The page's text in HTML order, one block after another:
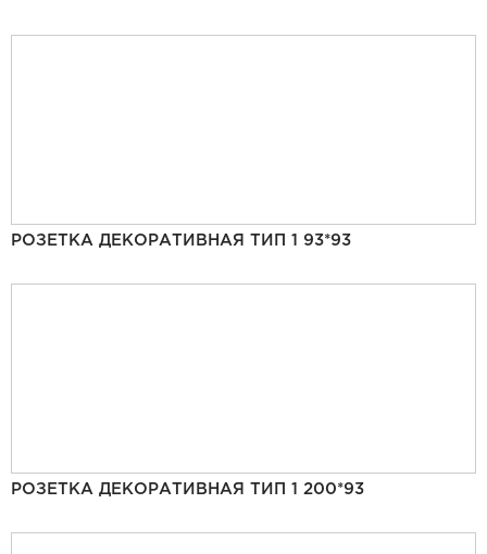
РОЗЕТКА ДЕКОРАТИВНАЯ ТИП 1 93*93
РОЗЕТКА ДЕКОРАТИВНАЯ ТИП 1 200*93